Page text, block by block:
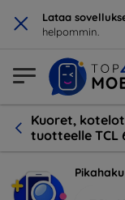
× Lataa
helpommin.
Kuoret,
tuotteelle TCL
Pikahaku